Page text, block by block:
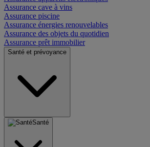
Assurance cave à vins
Assurance piscine
Assurance énergies renouvelables
Assurance des objets du quotidien
Assurance prêt immobilier
Santé et prévoyance
Santé